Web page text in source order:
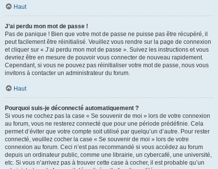
Haut
J’ai perdu mon mot de passe !
Pas de panique ! Bien que votre mot de passe ne puisse pas être récupéré, il
peut facilement être réinitialisé. Veuillez vous rendre sur la page de connexion
et cliquer sur « J’ai perdu mon mot de passe ». Suivez les instructions et vous
devriez être en mesure de pouvoir vous connecter de nouveau rapidement.
Cependant, si vous ne pouvez pas réinitialiser votre mot de passe, nous vous
invitons à contacter un administrateur du forum.
Haut
Pourquoi suis-je déconnecté automatiquement ?
Si vous ne cochez pas la case « Se souvenir de moi » lors de votre connexion
au forum, vous ne resterez connecté que pour une période prédéfinie. Cela
permet d’éviter que votre compte soit utilisé par quelqu’un d’autre. Pour rester
connecté, veuillez cocher la case « Se souvenir de moi » lors de votre
connexion au forum. Ceci n’est pas recommandé si vous accédez au forum
depuis un ordinateur public, comme une librairie, un cybercafé, une université,
etc. Si vous n’arrivez pas à trouver cette case à cocher, il est probable qu’un